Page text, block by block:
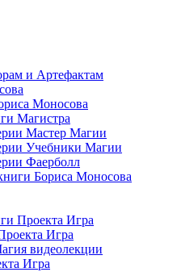
и Артефактам
Моносова
Магистра
Мастер Магии
Учебники Магии
Фаерболл
Бориса Моносова
Проекта Игра
Игра
видеолекции
Игра